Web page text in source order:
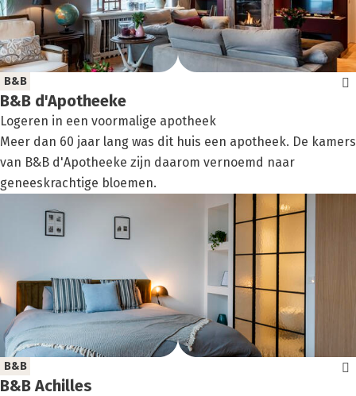
B&B d'Apotheeke
Logeren in een voormalige apotheek
B&B
Meer dan 60 jaar lang was dit huis een apotheek. De kamers
van B&B d'Apotheeke zijn daarom vernoemd naar
geneeskrachtige bloemen.
B&B Achil­les
B&B